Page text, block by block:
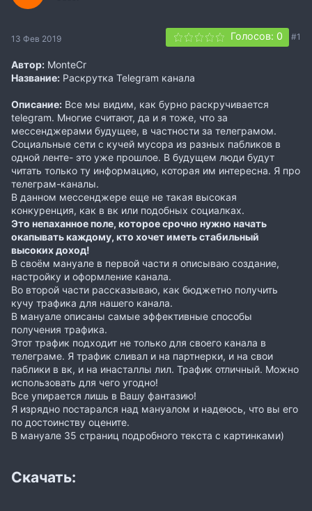
13 Фев 2019 Голосов: 0 #1
Автор: MonteCr
Название: Раскруткa Telegrаm канaлa
Описание: Все мы видим, как бурно раскручивается
telegram. Многие считают, да и я тоже, что за
мессенджерами будущее, в частности за телеграмом.
Социальные сети с кучей мусора из разных пабликов в
одной ленте- это уже прошлое. В будущем люди будут
читать только ту информацию, которая им интересна. Я про
телеграм-каналы.
В данном мессенджере еще не такая высокая
конкуренция, как в вк или подобных социалках.
Это непаханное поле, которое срочно нужно начать
окапывать каждому, кто хочет иметь стабильный
высоких доход!
В своём мануале в первой части я описываю создание,
настройку и оформление канала.
Во второй части рассказываю, как бюджетно получить
кучу трафика для нашего канала.
В мануале описаны самые эффективные способы
получения трафика.
Этот трафик подходит не только для своего канала в
телеграме. Я трафик сливал и на партнерки, и на свои
паблики в вк, и на инасталлы лил. Трафик отличный. Можно
использовать для чего угодно!
Все упирается лишь в Вашу фантазию!
Я изрядно постарался над мануалом и надеюсь, что вы его
по достоинству оцените.
В мануале 35 страниц подробного текста с картинками)
Скачать: